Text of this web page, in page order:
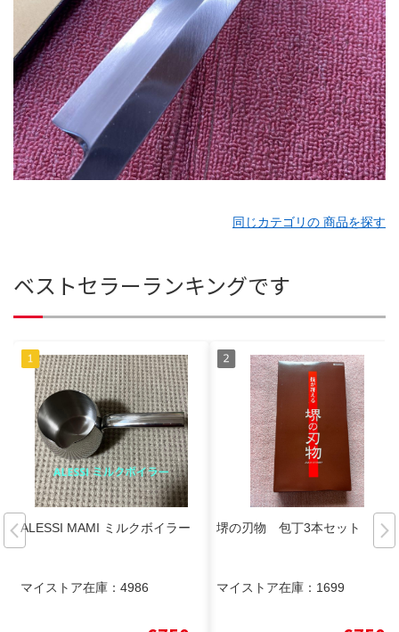
同じカテゴリの 商品を探す
ベストセラーランキングです
ALESSI MAMI ミルクボイラー
マイストア在庫： 4986
堺の刃物 包丁3本セット
マイストア在庫： 1699